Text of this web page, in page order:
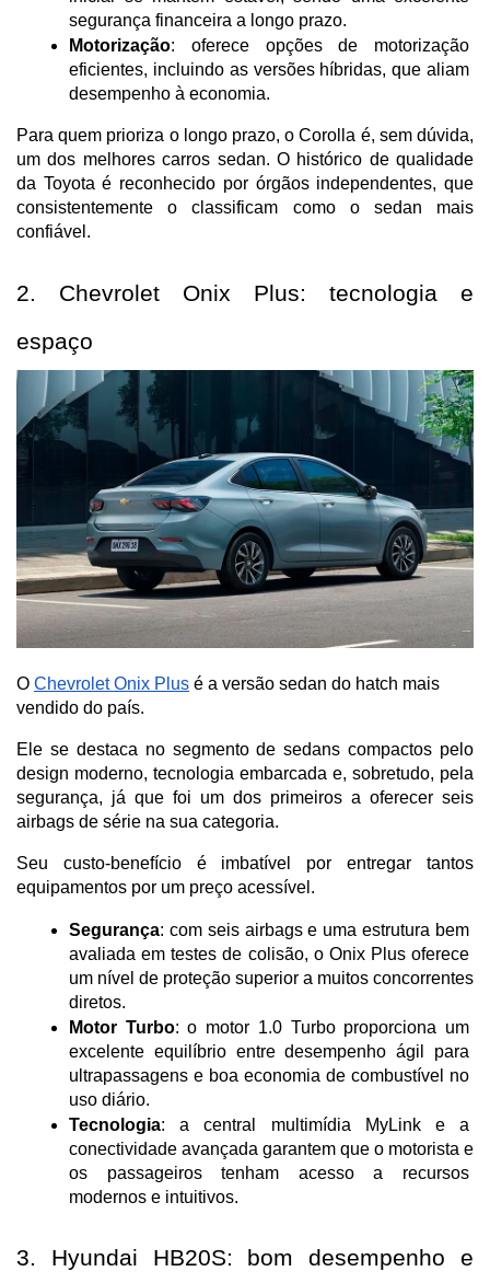
segurança financeira a longo prazo.
Motorização: oferece opções de motorização
eficientes, incluindo as versões híbridas, que aliam
desempenho à economia.
Para quem prioriza o longo prazo, o Corolla é, sem dúvida,
um dos melhores carros sedan. O histórico de qualidade
da Toyota é reconhecido por órgãos independentes, que
consistentemente o classificam como o sedan mais
confiável.
2. Chevrolet Onix Plus: tecnologia e
espaço
O Chevrolet Onix Plus é a versão sedan do hatch mais
vendido do país.
Ele se destaca no segmento de sedans compactos pelo
design moderno, tecnologia embarcada e, sobretudo, pela
segurança, já que foi um dos primeiros a oferecer seis
airbags de série na sua categoria.
Seu custo-benefício é imbatível por entregar tantos
equipamentos por um preço acessível.
Segurança: com seis airbags e uma estrutura bem
avaliada em testes de colisão, o Onix Plus oferece
um nível de proteção superior a muitos concorrentes
diretos.
Motor Turbo: o motor 1.0 Turbo proporciona um
excelente equilíbrio entre desempenho ágil para
ultrapassagens e boa economia de combustível no
uso diário.
Tecnologia: a central multimídia MyLink e a
conectividade avançada garantem que o motorista e
os passageiros tenham acesso a recursos
modernos e intuitivos.
3. Hyundai HB20S: bom desempenho e